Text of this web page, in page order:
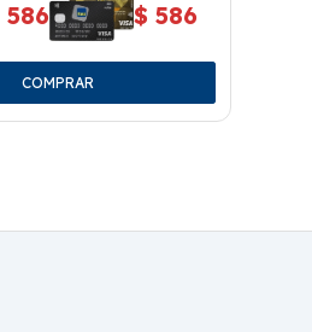
586 $ 586